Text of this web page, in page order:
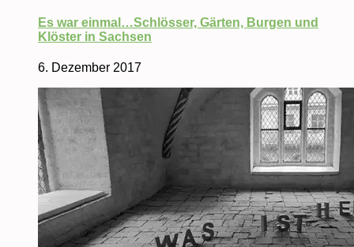
Es war einmal…Schlösser, Gärten, Burgen und
Klöster in Sachsen
6. Dezember 2017